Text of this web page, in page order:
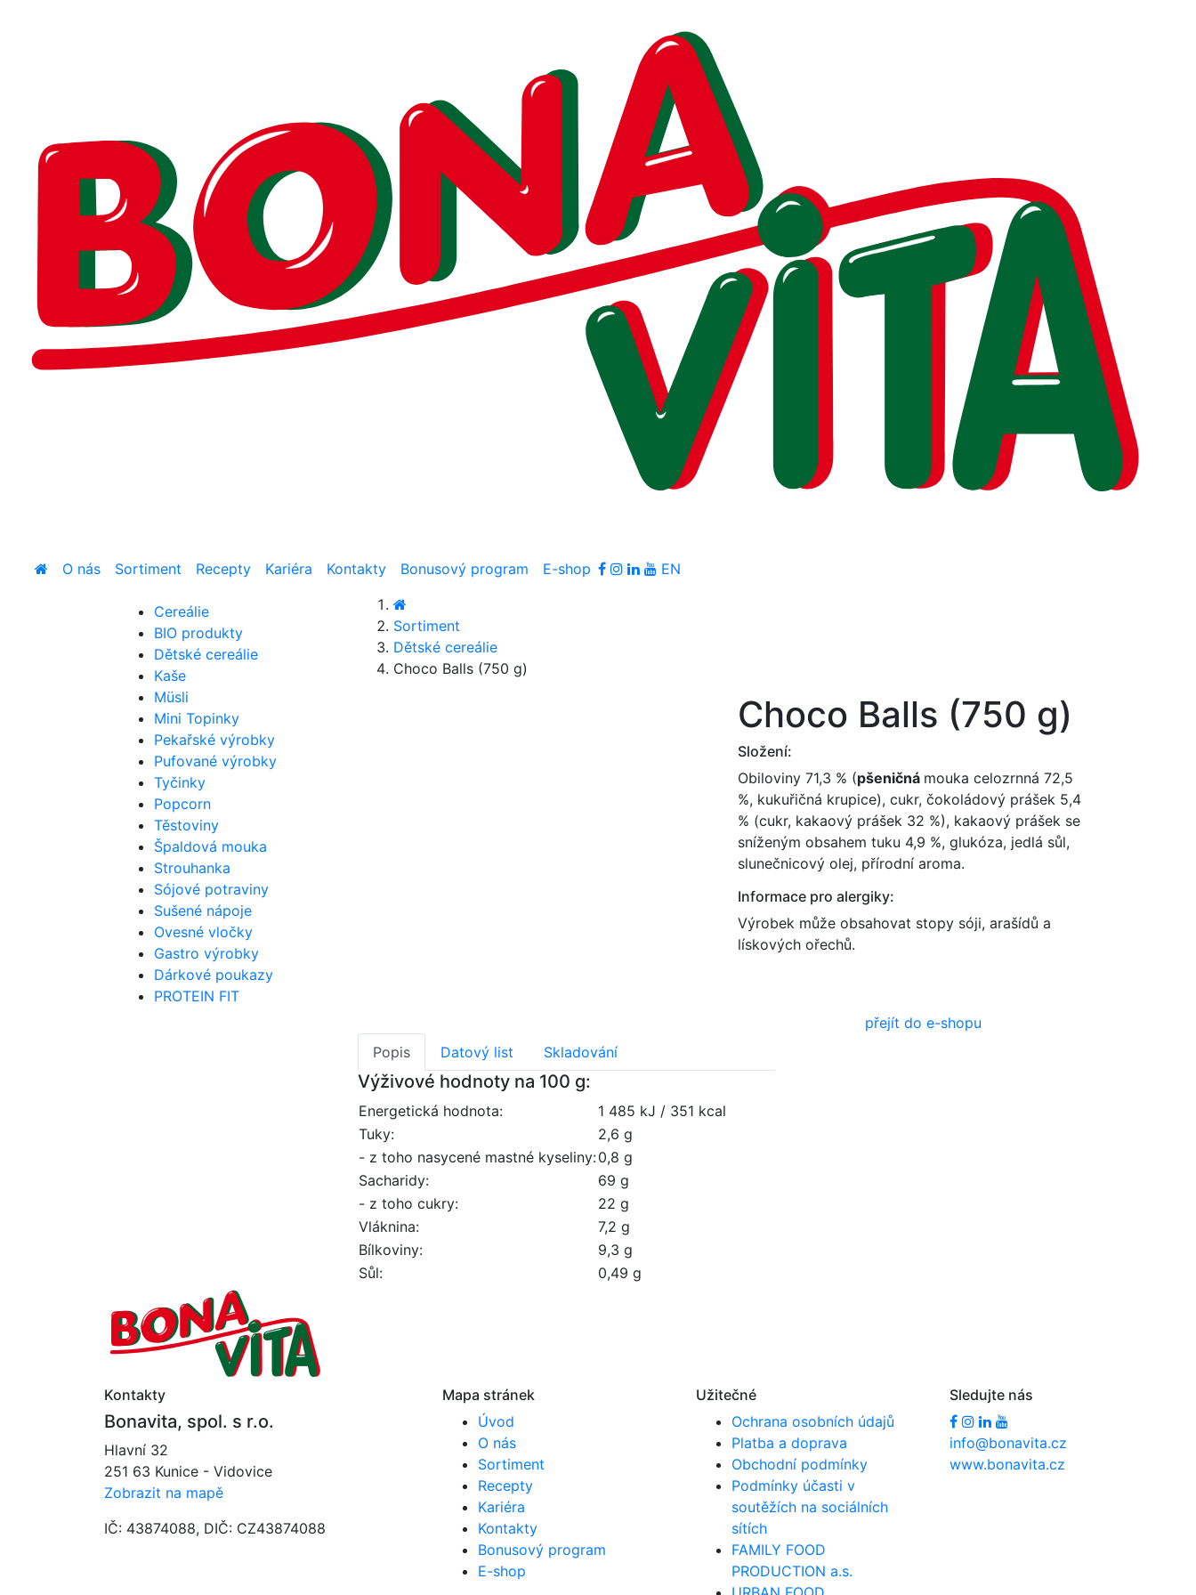
O nás Sortiment Recepty Kariéra Kontakty Bonusový program E-shop EN
Cereálie
BIO produkty
Dětské cereálie
Kaše
Müsli
Mini Topinky
Pekařské výrobky
Pufované výrobky
Tyčinky
Popcorn
Těstoviny
Špaldová mouka
Strouhanka
Sójové potraviny
Sušené nápoje
Ovesné vločky
Gastro výrobky
Dárkové poukazy
PROTEIN FIT
Sortiment
Dětské cereálie
Choco Balls (750 g)
Choco Balls (750 g)
Složení:
Obiloviny 71,3 % (pšeničná mouka celozrnná 72,5
%, kukuřičná krupice), cukr, čokoládový prášek 5,4
% (cukr, kakaový prášek 32 %), kakaový prášek se
sníženým obsahem tuku 4,9 %, glukóza, jedlá sůl,
slunečnicový olej, přírodní aroma.
Informace pro alergiky:
Výrobek může obsahovat stopy sóji, arašídů a
lískových ořechů.
přejít do e-shopu
Popis
Datový list Skladování
Výživové hodnoty na 100 g:
Energetická hodnota:
1 485 kJ / 351 kcal
Tuky:
2,6 g
- z toho nasycené mastné kyseliny:0,8 g
Sacharidy:
69 g
- z toho cukry:
22 g
Vláknina:
7,2 g
Bílkoviny:
9,3 g
Sůl:
0,49 g
Kontakty
Bonavita, spol. s r.o.
Hlavní 32
251 63 Kunice - Vidovice
Zobrazit na mapě
IČ: 43874088, DIČ: CZ43874088
Mapa stránek
Úvod
O nás
Sortiment
Recepty
Kariéra
Kontakty
Bonusový program
E-shop
Užitečné
Ochrana osobních údajů
Platba a doprava
Obchodní podmínky
Podmínky účasti v
soutěžích na sociálních
sítích
FAMILY FOOD
PRODUCTION a.s.
Sledujte nás
info@bonavita.cz
www.bonavita.cz